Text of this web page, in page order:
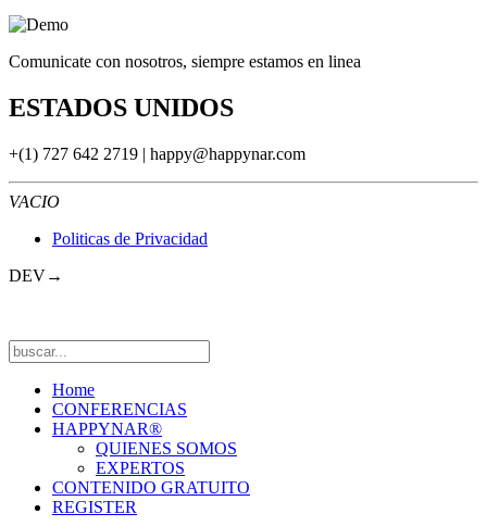
Comunicate con nosotros, siempre estamos en linea
ESTADOS UNIDOS
+(1) 727 642 2719 | happy@happynar.com
VACIO
Politicas de Privacidad
DEV→
Home
CONFERENCIAS
HAPPYNAR®
QUIENES SOMOS
EXPERTOS
CONTENIDO GRATUITO
REGISTER